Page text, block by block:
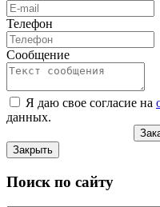
Телефон
Сообщение
Я даю свое согласие на
данных.
Закрыть
Поиск по сайту